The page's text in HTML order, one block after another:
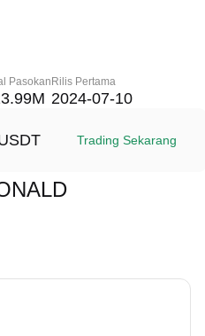
Pasokan Rilis Pertama
2024-07-10
Trading Sekarang